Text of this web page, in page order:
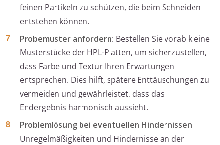
feinen Partikeln zu schützen, die beim Schneiden
entstehen können.
Probemuster anfordern: Bestellen Sie vorab kleine
Musterstücke der HPL-Platten, um sicherzustellen,
dass Farbe und Textur Ihren Erwartungen
entsprechen. Dies hilft, spätere Enttäuschungen zu
vermeiden und gewährleistet, dass das
Endergebnis harmonisch aussieht.
Problemlösung bei eventuellen Hindernissen:
Unregelmäßigkeiten und Hindernisse an der